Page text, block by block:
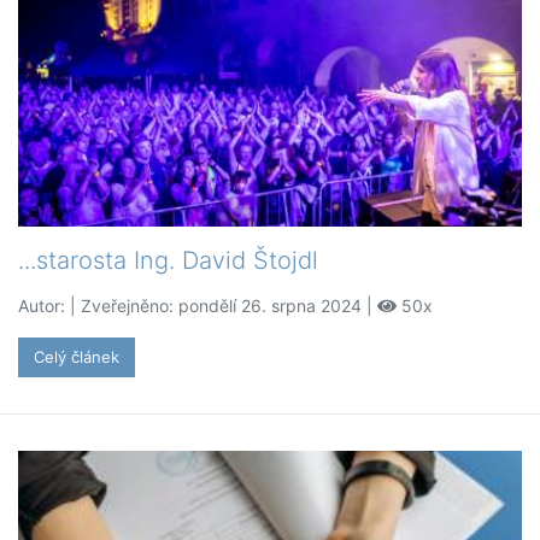
...starosta Ing. David Štojdl
Autor: | Zveřejněno: pondělí 26. srpna 2024 | 50x
Celý článek